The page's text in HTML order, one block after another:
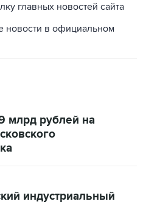
главных новостей сайта
новости в официальном
млрд рублей на
индустриальный